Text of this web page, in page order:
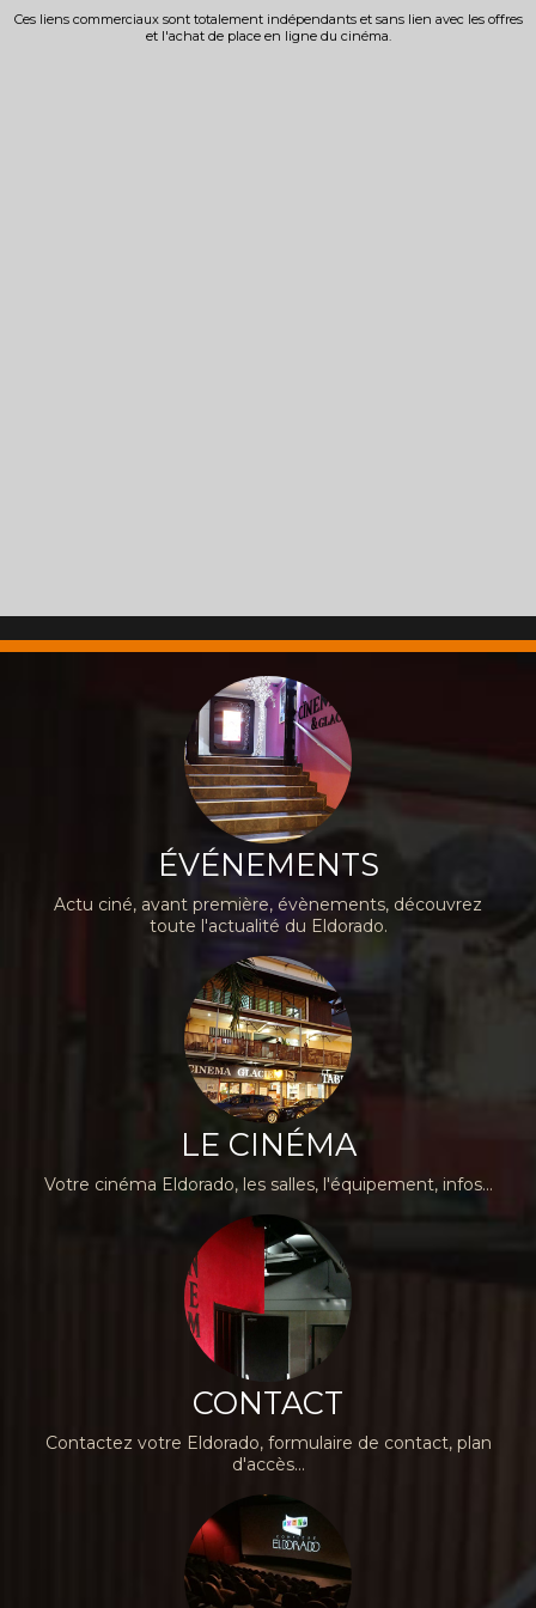
Ces liens commerciaux sont totalement indépendants et sans lien avec les offres
et l'achat de place en ligne du cinéma.
ÉVÉNEMENTS
Actu ciné, avant première, évènements, découvrez
toute l'actualité du Eldorado.
LE CINÉMA
Votre cinéma Eldorado, les salles, l'équipement, infos...
CONTACT
Contactez votre Eldorado, formulaire de contact, plan
d'accès...